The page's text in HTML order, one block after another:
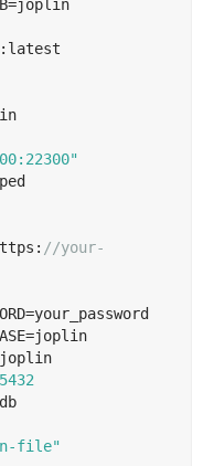
//your-
5432
file"